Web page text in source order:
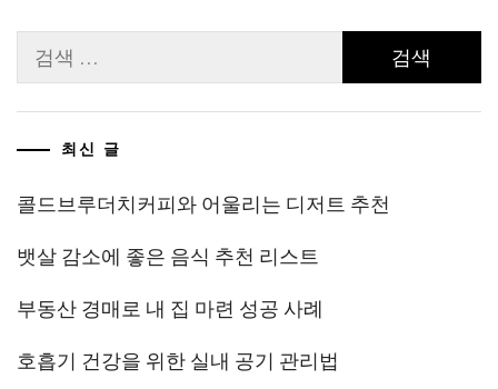
색:
최신 글
콜드브루더치커피와 어울리는 디저트 추천
뱃살 감소에 좋은 음식 추천 리스트
부동산 경매로 내 집 마련 성공 사례
호흡기 건강을 위한 실내 공기 관리법